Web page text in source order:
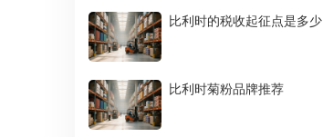
比利时的税收起征点是多少
比利时菊粉品牌推荐